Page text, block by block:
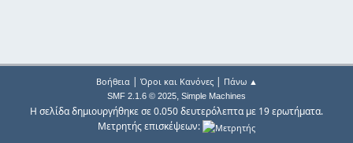
Βοήθεια| Όροι και Κανόνες| Πάνω ▲
SMF 2.1.6 © 2025, Simple Machines
Η σελίδα δημιουργήθηκε σε 0.050 δευτερόλεπτα με 19 ερωτήματα.
Μετρητής επισκέψεων: